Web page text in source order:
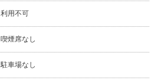
利用不可
喫煙席なし
駐車場なし